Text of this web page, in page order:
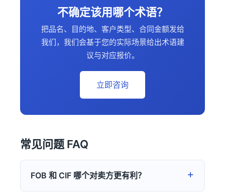
不确定该用哪个术语？
把品名、目的地、客户类型、合同金额发给
我们，我们会基于您的实际场景给出术语建
议与对应报价。
立即咨询
常见问题 FAQ
FOB 和 CIF 哪个对卖方更有利？